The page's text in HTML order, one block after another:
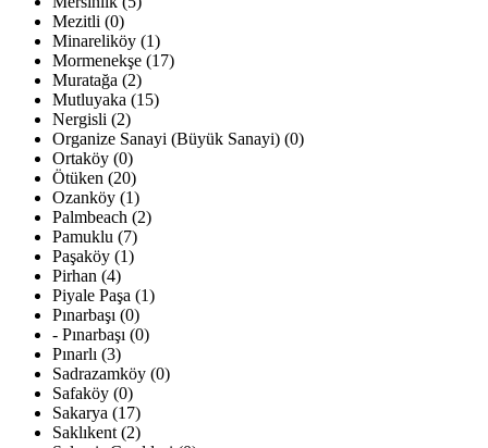
Mezitli (0)
Minareliköy (1)
Mormenekşe (17)
Muratağa (2)
Mutluyaka (15)
Nergisli (2)
Organize Sanayi (Büyük Sanayi) (0)
Ortaköy (0)
Ötüken (20)
Ozanköy (1)
Palmbeach (2)
Pamuklu (7)
Paşaköy (1)
Pirhan (4)
Piyale Paşa (1)
Pınarbaşı (0)
- Pınarbaşı (0)
Pınarlı (3)
Sadrazamköy (0)
Safaköy (0)
Sakarya (17)
Saklıkent (2)